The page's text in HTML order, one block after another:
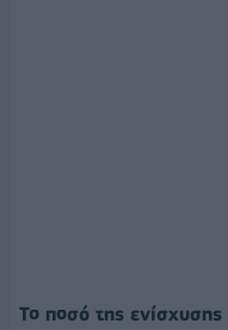
Το ποσό της